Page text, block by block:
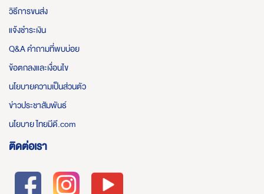
วิธีการขนส่ง
แจ้งชำระเงิน
Q&A คำถามที่พบบ่อย
ข้อตกลงและเงื่อนไข
นโยบายความเป็นส่วนตัว
ข่าวประชาสัมพันธ์
นโยบาย ไทยมีดี.com
ติดต่อเรา